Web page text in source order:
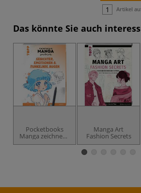
Artikel
Das könnte Sie auch
Pocketbooks
Manga zeichnen -
Teil 1: Gesichter,
Manga Art
Fashion Secrets